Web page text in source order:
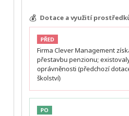
💰 Dotace a využití
PŘED
Firma Clever Management
přestavbu penzionu;
oprávněnosti (předchozí
školství)
PO